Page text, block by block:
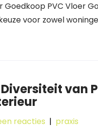
Goedkoop PVC Vloer
voor zowel
van
reacties | praxis